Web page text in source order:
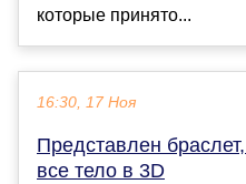
которые принято...
16:30, 17 Ноя
Представлен
все тело в 3D